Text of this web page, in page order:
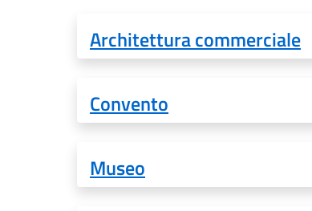
Architettura commerciale
Convento
Museo